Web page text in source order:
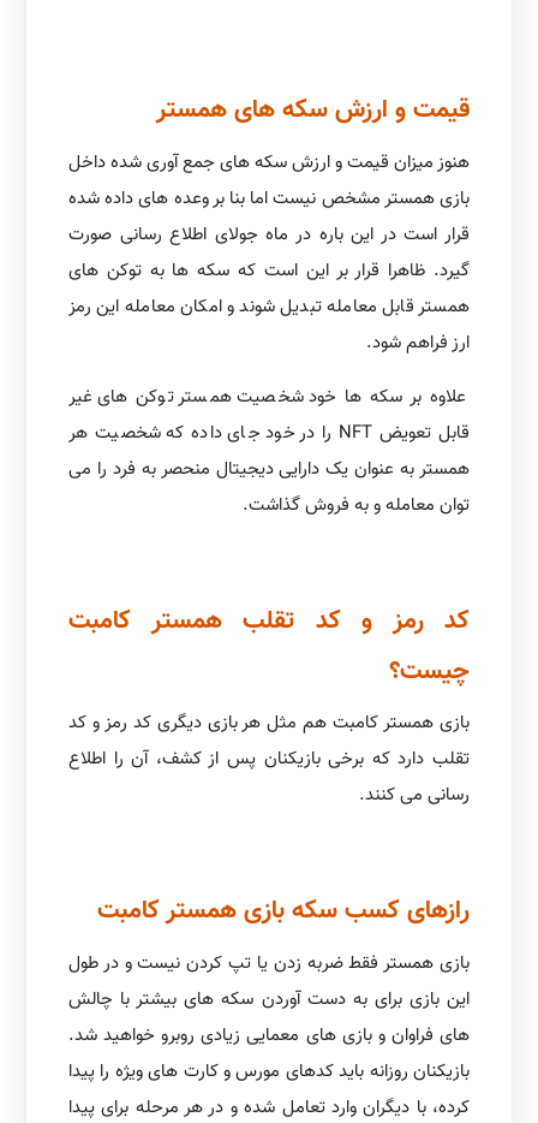
قیمت و ارزش سکه های همستر
هنوز میزان قیمت و ارزش سکه های جمع آوری شده داخل
بازی همستر مشخص نیست اما بنا بر وعده های داده شده
قرار است در این باره در ماه جولای اطلاع رسانی صورت
گیرد. ظاهرا قرار بر این است که سکه ها به توکن های
همستر قابل معامله تبدیل شوند و امکان معامله این رمز
ارز فراهم شود.
علاوه بر سکه ها خود شخصیت همستر توکن های غیر
قابل تعویض NFT را در خود جای داده که شخصیت هر
همستر به عنوان یک دارایی دیجیتال منحصر به فرد را می
توان معامله و به فروش گذاشت.
کد رمز و کد تقلب همستر کامبت
چیست؟
بازی همستر کامبت هم مثل هر بازی دیگری کد رمز و کد
تقلب دارد که برخی بازیکنان پس از کشف، آن را اطلاع
رسانی می کنند.
راز‌های کسب سکه بازی همستر کامبت
بازی همستر فقط ضربه زدن یا تپ کردن نیست و در طول
این بازی برای به دست آوردن سکه های بیشتر با چالش
های فراوان و بازی های معمایی زیادی روبرو خواهید شد.
بازیکنان روزانه باید کدهای مورس و کارت های ویژه را پیدا
کرده، با دیگران وارد تعامل شده و در هر مرحله برای پیدا